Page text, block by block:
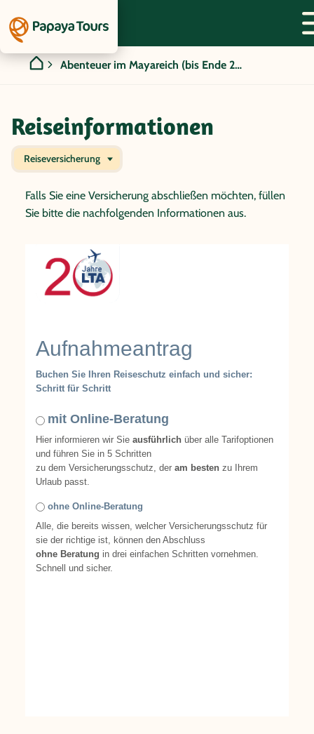
Abenteuer im Mayareich (bis Ende 2026)
Reiseinformationen
Reiseversicherung
Falls Sie eine Versicherung abschließen möchten, füllen
Sie bitte die nachfolgenden Informationen aus.